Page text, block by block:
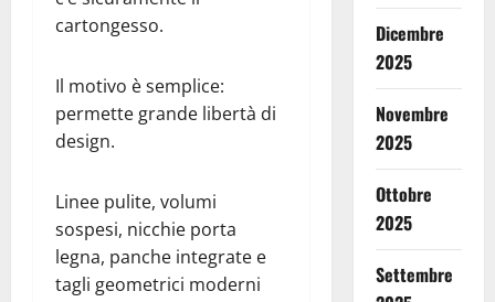
cartongesso.
Il motivo è semplice:
permette grande libertà di
design.
Linee pulite, volumi
sospesi, nicchie porta
legna, panche integrate e
tagli geometrici moderni
Dicembre
2025
Novembre
2025
Ottobre
2025
Settembre